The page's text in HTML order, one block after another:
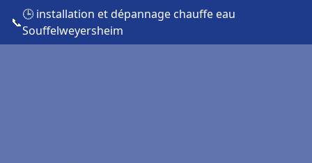
📞
🕒 installation et dépannage chauffe eau
Souffelweyersheim